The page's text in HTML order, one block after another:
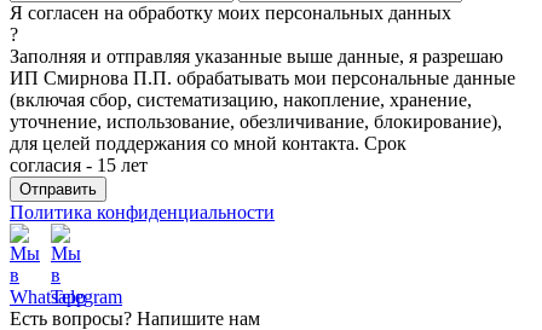
Я согласен на обработку моих персональных данных
?
Заполняя и отправляя указанные выше данные, я разрешаю
ИП Смирнова П.П. обрабатывать мои персональные данные
(включая сбор, систематизацию, накопление, хранение,
уточнение, использование, обезличивание, блокирование),
для целей поддержания со мной контакта. Срок
согласия - 15 лет
Политика конфиденциальности
Есть вопросы? Напишите нам